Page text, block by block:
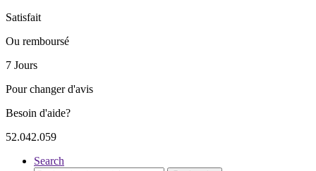
Satisfait
Ou remboursé
7 Jours
Pour changer d'avis
Besoin d'aide?
52.042.059
Search